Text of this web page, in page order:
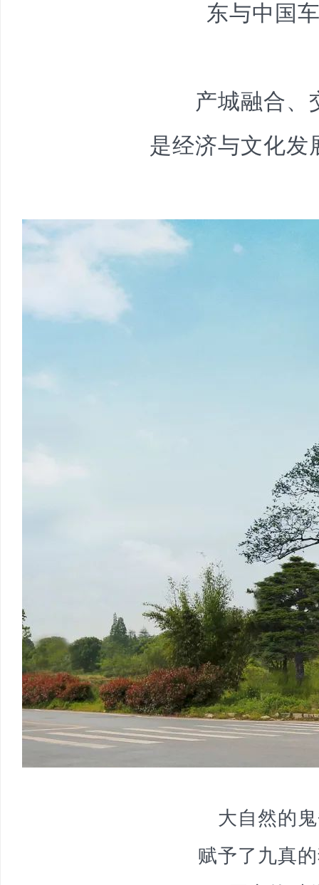
东与中国
产城融合、
是经济与文化发
大自然的
赋予了九真